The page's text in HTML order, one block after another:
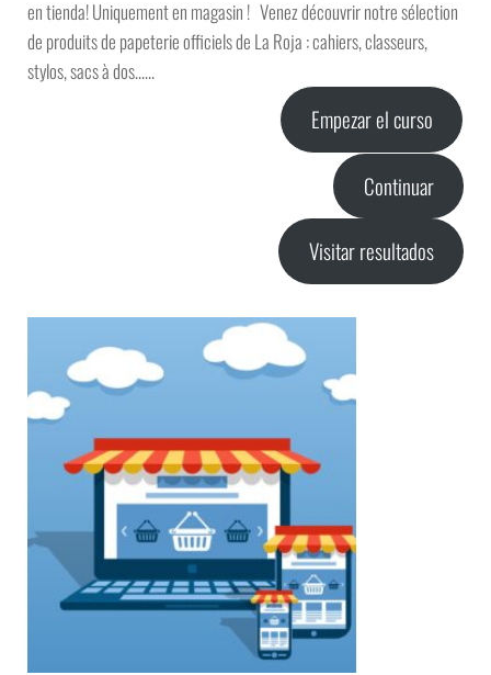
en tienda! Uniquement en magasin ! Venez découvrir notre sélection
de produits de papeterie officiels de La Roja : cahiers, classeurs,
stylos, sacs à dos……
Empezar el curso
Continuar
Visitar resultados